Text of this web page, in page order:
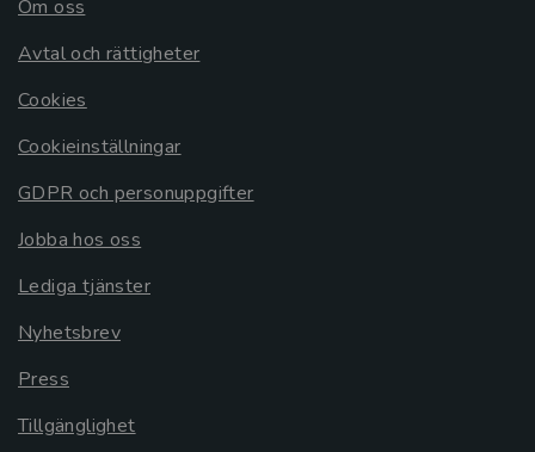
Om oss
Avtal och rättigheter
Cookies
Cookieinställningar
GDPR och personuppgifter
Jobba hos oss
Lediga tjänster
Nyhetsbrev
Press
Tillgänglighet